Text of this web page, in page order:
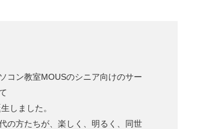
コン教室MOUSのシニア向けのサー
しました。
の方たちが、楽しく、明るく、同世